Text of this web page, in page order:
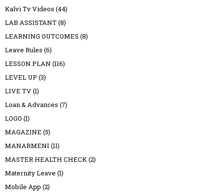
Kalvi Tv Videos (44)
LAB ASSISTANT(8)
LEARNING OUTCOMES (8)
Leave Rules (6)
LESSON PLAN (116)
LEVEL UP (3)
LIVE TV(1)
Loan & Advances (7)
LOGO (1)
MAGAZINE (5)
MANARMENI (11)
MASTER HEALTH CHECK(2)
Maternity Leave (1)
Mobile App (2)